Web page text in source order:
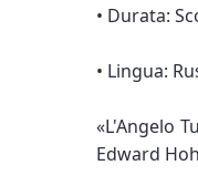
• Durata:
• Lingua:
«L'Angelo
Edward